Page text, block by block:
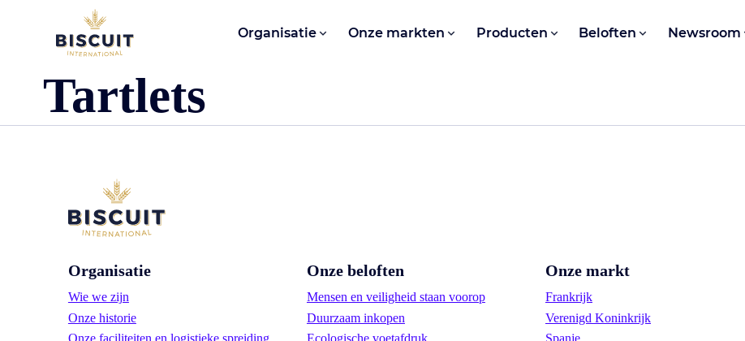
Aller au contenu Organisatie Onze markten Producten Beloften Newsroom
Tartlets
Organisatie
Wie we zijn
Onze historie
Onze beloften
Mensen en veiligheid staan voorop
Duurzaam inkopen
Onze markt
Frankrijk
Verenigd Koninkrijk